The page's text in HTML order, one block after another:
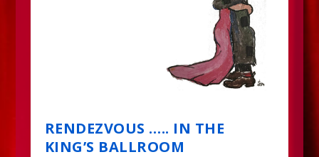
RENDEZVOUS ….. IN THE
KING’S BALLROOM